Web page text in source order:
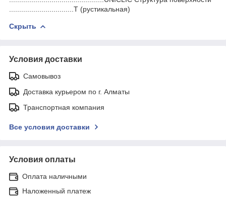
................................Т (рустикальная)
Скрыть
Условия доставки
Самовывоз
Доставка курьером по г. Алматы
Транспортная компания
Все условия доставки
Условия оплаты
Оплата наличными
Наложенный платеж